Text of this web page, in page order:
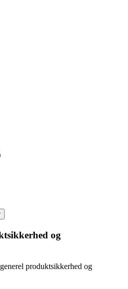
og
produktsikkerhed og